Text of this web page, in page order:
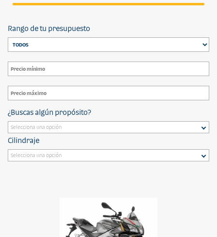
Rango de tu presupuesto
¿Buscas algún propósito?
Cilindraje